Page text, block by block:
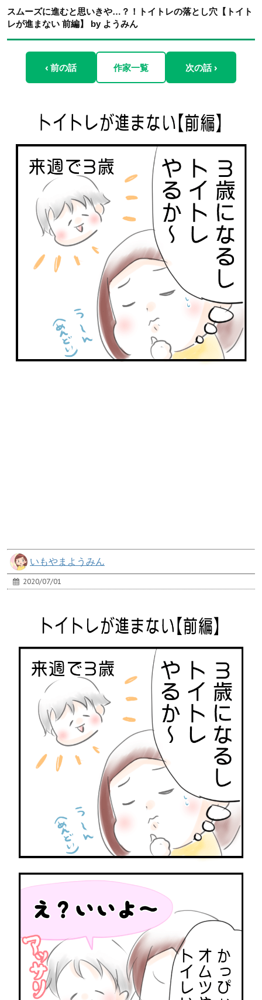
スムーズに進むと思いきや…？！トイトレの落とし穴【トイト
レが進まない 前編】 by ようみん
‹ 前の話 作家一覧 次の話 ›
いもやまようみん
2020/07/01